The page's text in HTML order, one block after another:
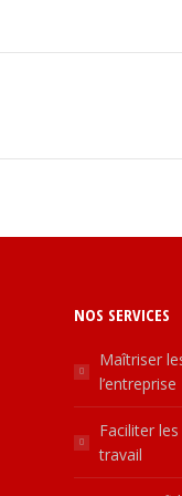
NOS SERVICES
Maîtriser
l’entreprise
Faciliter
travail